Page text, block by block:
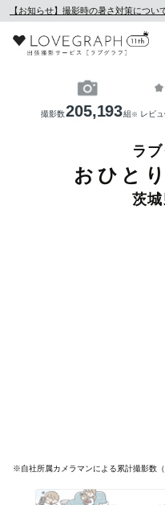
【お知らせ】撮影時の暑さ対策につい
撮影数205,193組 ※ レビ
ラ
おひと
茨
※自社所属カメラマンによる累計撮影数